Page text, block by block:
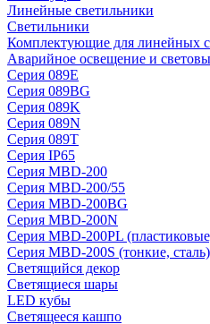
Линейные светильники
Светильники
Комплектующие для линейных
Аварийное освещение и
Серия 089E
Серия 089BG
Серия 089K
Серия 089N
Серия 089T
Серия IP65
Серия MBD-200
Серия MBD-200/55
Серия MBD-200BG
Серия MBD-200N
Серия MBD-200PL
Серия MBD-200S (тонкие, сталь)
Светящийся декор
Светящиеся шары
LED кубы
Светящееся кашпо